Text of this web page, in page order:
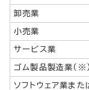
卸売業
小売業
サービス業
ゴム製品製造業（※）
ソフトウェア業また